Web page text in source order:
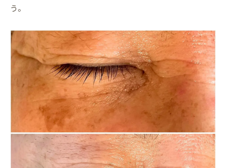
皮脂膜を育てる施術で肌バリアを強化
エステのデトックス体験で美肌を目指す
皮脂膜を育てる天然ピーリングエステの魅力
エステで皮脂膜を守る天然ピーリングの技
術
天然成分100％で叶える潤い美肌の秘密
デトックスしながら肌を育てるエステ体験
皮脂膜強化で自然の美容クリームを目指す
アンチエイジングにも効果的な施術の選び
う。